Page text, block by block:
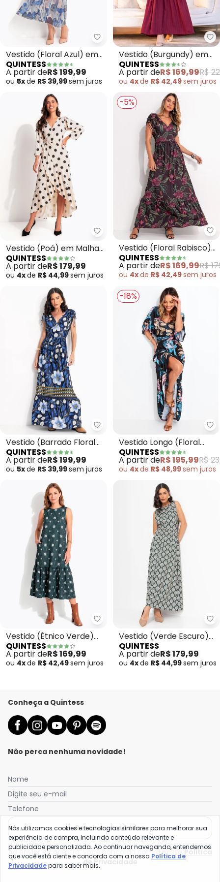
Quintess - Vestido (Floral Azul)
Vestido (Floral Azul) em
Tule
QUINTESS
A partir deR$ 199,99
ou 5xde R$ 39,99sem juros
Vestido (Burgundy) em
Viscose Plana
QUINTESS
A partir deR$ 169,99R$
ou 4xde R$ 42,49sem juros
Quintess - Vestido (Poá) em
Vestido (Poá) em Malha
de Viscose
QUINTESS
A partir deR$ 179,99
ou 4xde R$ 44,99sem juros
-5%
Vestido (Floral Rabisco)
em Malha Fria
QUINTESS
A partir deR$ 169,99R$
ou 4xde R$ 42,49sem juros
Quintess - Vestido (Barrado
Vestido (Barrado Floral
Azul) em Malha Fria
QUINTESS
A partir deR$ 199,99
ou 5xde R$ 39,99sem juros
-18%
Vestido Longo (Floral
Preto) com Bolsos
QUINTESS
A partir deR$ 195,99R$
ou 4xde R$ 48,99sem juros
Quintess - Vestido (Étnico
Vestido (Étnico Verde)
em Malha Texturizada
QUINTESS
A partir deR$ 169,99
ou 4xde R$ 42,49sem juros
Vestido (Verde Escuro)
em Malha Fria
QUINTESS
A partir deR$ 179,99
ou 4xde R$ 44,99sem juros
Conheça a Quintess
Não perca nenhuma novidade!
Nome
Digite seu e-mail
Telefone
Receber novidades
Ao enviar o cadastro, você concorda com a nossa Política
de Privacidade
Nós utilizamos cookies e tecnologias similares para melhorar sua
experiência de compra, incluindo conteúdo relevante e
publicidade personalizada. Ao continuar navegando, entendemos
que você está ciente e concorda com a nossa Política de
Privacidadepara saber mais.